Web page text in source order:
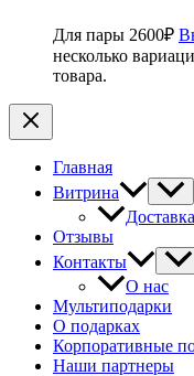
Для пары 2600₽
несколько
товара.
Главная
Витрина
Отзывы
Контакты
О нас
Мультиподарки
О подарках
Корпоративные
Наши партнеры